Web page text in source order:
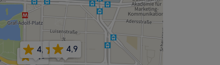
5,0
4,7 4,94,9